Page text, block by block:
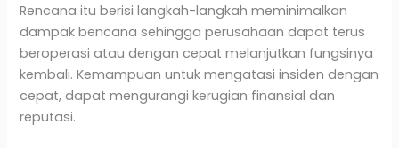
Rencana itu berisi langkah-langkah meminimalkan
dampak bencana sehingga perusahaan dapat terus
beroperasi atau dengan cepat melanjutkan fungsinya
kembali. Kemampuan untuk mengatasi insiden dengan
cepat, dapat mengurangi kerugian finansial dan
reputasi.